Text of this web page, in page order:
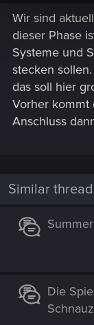
Wir sind
dieser Phase
Systeme und
stecken
das soll hier
Vorher kommt
Anschluss
Similar
Die